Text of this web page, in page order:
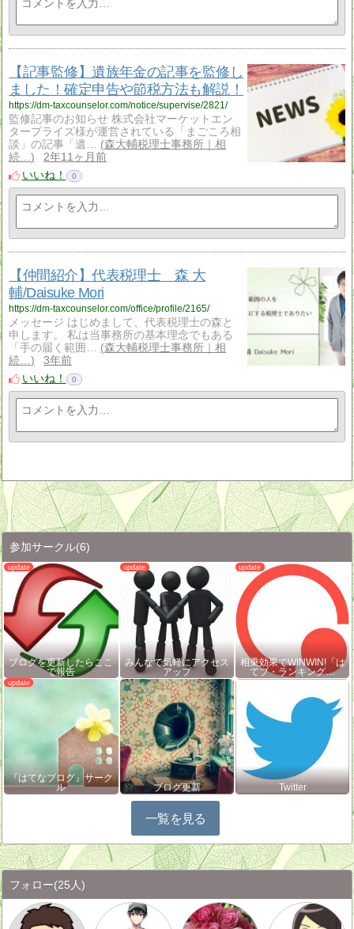
【記事監修】遺族年金の記事を監修し
ました！確定申告や節税方法も解説！
https://dm-taxcounselor.com/notice/supervise/2821/
監修記事のお知らせ 株式会社マーケットエン
タープライズ様が運営されている「まごころ相
談」の記事「遺…
森大輔税理士事務所｜相
続…
2年11ヶ月前
いいね！
0
【仲間紹介】代表税理士 森 大
輔/Daisuke Mori
https://dm-taxcounselor.com/office/profile/2165/
メッセージ はじめまして、代表税理士の森と
申します。 私は当事務所の基本理念でもある
「手の届く範囲…
森大輔税理士事務所｜相
続…
3年前
いいね！
0
参加サークル(6)
ブログを更新したらここ
で報告
みんなで気軽にアクセス
アップ
相乗効果でWINWIN!「は
てブ・ランキング…
『はてなブログ』サーク
ル
ブログ更新 Twitter
一覧を見る
フォロー(25人)